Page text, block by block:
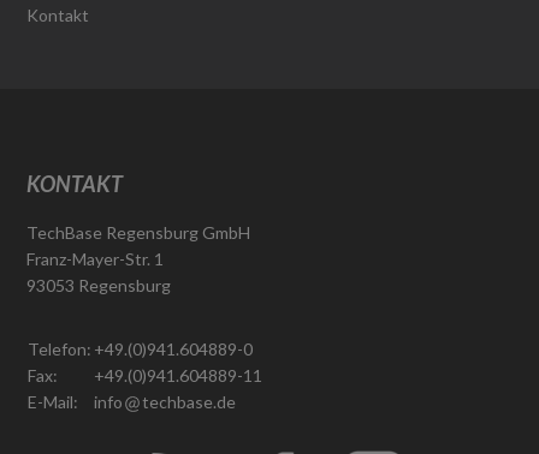
Kontakt
KONTAKT
TechBase Regensburg GmbH
Franz-Mayer-Str. 1
93053 Regensburg
Telefon:
Fax:
E-Mail:
+49.(0)941.604889-0
+49.(0)941.604889-11
info
techbase.de